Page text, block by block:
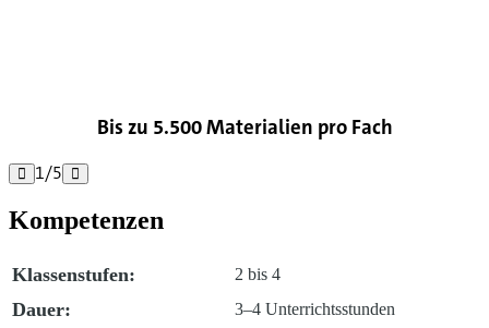
Bis zu 5.500 Materialien pro Fach
 1/5 
Kompetenzen
Klassenstufen: 2 bis 4
Dauer: 3–4 Unterrichtsstunden